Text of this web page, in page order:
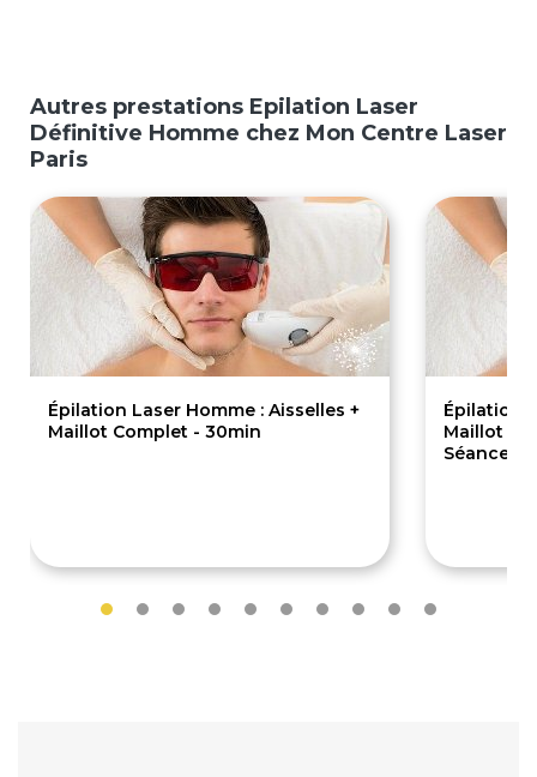
Autres prestations Epilation Laser
Définitive Homme chez Mon Centre Laser
Paris
Épilation Laser Homme : Aisselles +
Maillot Complet - 30min
Épilation
Maillot
Séances/